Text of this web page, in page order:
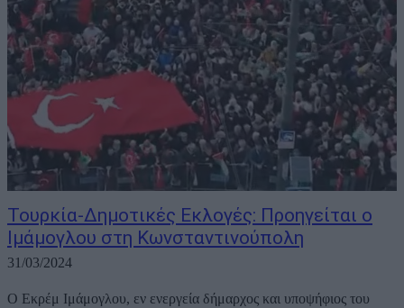
Τουρκία-Δημοτικές Εκλογές: Προηγείται ο
Ιμάμογλου στη Κωνσταντινούπολη
31/03/2024
Ο Εκρέμ Ιμάμογλου, εν ενεργεία δήμαρχος και υποψήφιος του